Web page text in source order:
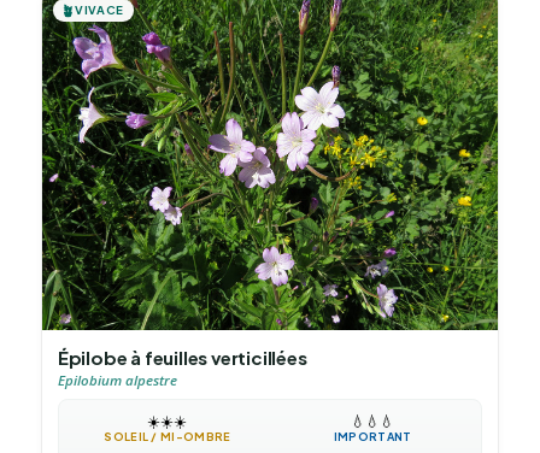
🪴VIVACE
Épilobe à feuilles verticillées
Epilobium alpestre
☀️☀️☀️
SOLEIL / MI-OMBRE
💧 💧 💧
IMPORTANT